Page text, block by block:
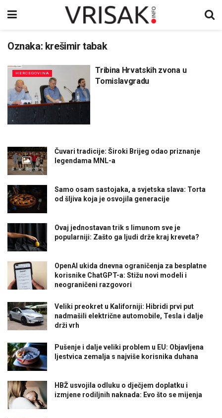
Oznaka: krešimir tabak
HERCEGOVINA
Tribina Hrvatskih zvona u
Tomislavgradu
Čuvari tradicije: Široki Brijeg odao priznanje
legendama MNL-a
Samo osam sastojaka, a svjetska slava: Torta
od šljiva koja je osvojila generacije
Ovaj jednostavan trik s limunom sve je
popularniji: Zašto ga ljudi drže kraj kreveta?
OpenAI ukida dnevna ograničenja za besplatne
korisnike ChatGPT-a: Stižu novi modeli i
neograničeni razgovori
Veliki preokret u Kaliforniji: Hibridi prvi put
nadmašili električne automobile, Tesla i dalje
drži vrh
Pušenje i dalje veliki problem u EU: Objavljena
ljestvica zemalja s najviše korisnika duhana
HBŽ usvojila odluku o dječjem doplatku i
izmjene rodiljnih naknada: Evo što se mijenja